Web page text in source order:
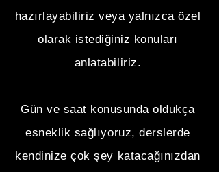
hazırlayabiliriz veya yalnızca özel
olarak istediğiniz konuları
anlatabiliriz.
Gün ve saat konusunda oldukça
esneklik sağlıyoruz, derslerde
kendinize çok şey katacağınızdan